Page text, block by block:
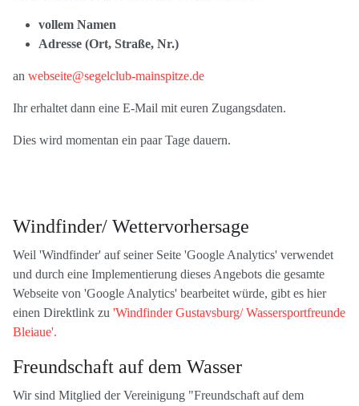
vollem Namen
Adresse (Ort, Straße, Nr.)
an webseite@segelclub-mainspitze.de
Ihr erhaltet dann eine E-Mail mit euren Zugangsdaten.
Dies wird momentan ein paar Tage dauern.
Windfinder/ Wettervorhersage
Weil 'Windfinder' auf seiner Seite 'Google Analytics' verwendet
und durch eine Implementierung dieses Angebots die gesamte
Webseite von 'Google Analytics' bearbeitet würde, gibt es hier
einen Direktlink zu 'Windfinder Gustavsburg/ Wassersportfreunde
Bleiaue'.
Freundschaft auf dem Wasser
Wir sind Mitglied der Vereinigung "Freundschaft auf dem